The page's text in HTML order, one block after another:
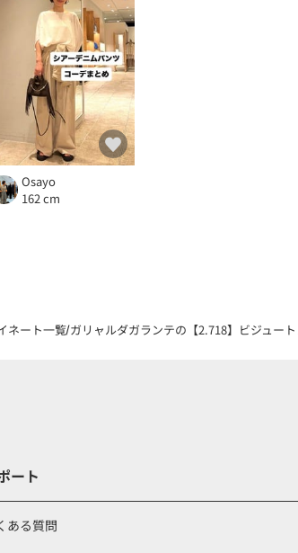
Osayo
162 cm
ネート一覧ガリャルダガランテの【2.718】ビジュー
ート
ある質問